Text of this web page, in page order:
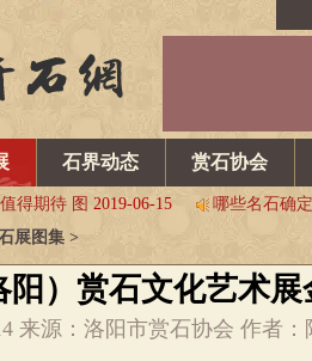
石界动态 赏石协会
爆 2019-06-15
博览会 邀请函
2019-06-05
2019年新
得期待 图 2019-06-15
哪些名石确
丝路新画卷” 2019-06-15
2019第八
博览会 即将开幕
爆 2019-06-15
请看韩中第六届寿石
博览会 邀请函
展图集 >
阳）赏石文化艺术
来源：洛阳市赏石协会 作者